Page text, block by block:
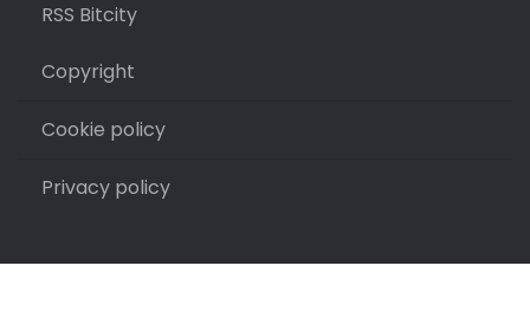
RSS Bitcity
Copyright
Cookie policy
Privacy policy